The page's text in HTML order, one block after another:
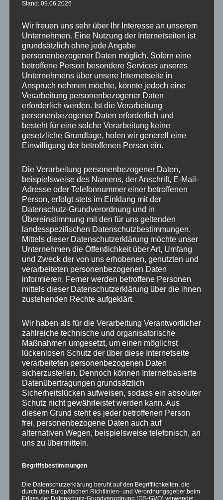
Juni 2025
Mai 2025
April 2025
März 2025
Februar 2025
Januar 2025
Dezember 2024
November 2024
Oktober 2024
September 2024
August 2024
Juli 2024
Juni 2024
Mai 2024
April 2024
März 2024
Februar 2024
Januar 2024
Dezember 2023
November 2023
Oktober 2023
September 2023
Juli 2023
Juni 2023
Mai 2023
April 2023
März 2023
Februar 2023
Januar 2023
Dezember 2022
November 2022
Oktober 2022
August 2022
Juni 2022
Stand: 09.06.2026
Wir freuen uns sehr über Ihr Interesse an unserem
Unternehmen. Eine Nutzung der Internetseiten ist
grundsätzlich ohne jede Angabe
personenbezogener Daten möglich. Sofern eine
betroffene Person besondere Services unseres
Unternehmens über unsere Internetseite in
Anspruch nehmen möchte, könnte jedoch eine
Verarbeitung personenbezogener Daten
erforderlich werden. Ist die Verarbeitung
personenbezogener Daten erforderlich und
besteht für eine solche Verarbeitung keine
gesetzliche Grundlage, holen wir generell eine
Einwilligung der betroffenen Person ein.
Die Verarbeitung personenbezogener Daten,
beispielsweise des Namens, der Anschrift, E-Mail-
Adresse oder Telefonnummer einer betroffenen
Person, erfolgt stets im Einklang mit der
Datenschutz-Grundverordnung und in
Übereinstimmung mit den für uns geltenden
landesspezifischen Datenschutzbestimmungen.
Mittels dieser Datenschutzerklärung möchte unser
Unternehmen die Öffentlichkeit über Art, Umfang
und Zweck der von uns erhobenen, genutzten und
verarbeiteten personenbezogenen Daten
informieren. Ferner werden betroffene Personen
mittels dieser Datenschutzerklärung über die ihnen
zustehenden Rechte aufgeklärt.
Wir haben als für die Verarbeitung Verantwortlicher
zahlreiche technische und organisatorische
Maßnahmen umgesetzt, um einen möglichst
lückenlosen Schutz der über diese Internetseite
verarbeiteten personenbezogenen Daten
sicherzustellen. Dennoch können Internetbasierte
Datenübertragungen grundsätzlich
Sicherheitslücken aufweisen, sodass ein absoluter
Schutz nicht gewährleistet werden kann. Aus
diesem Grund steht es jeder betroffenen Person
frei, personenbezogene Daten auch auf
alternativen Wegen, beispielsweise telefonisch, an
uns zu übermitteln.
Begriffsbestimmungen
Die Datenschutzerklärung beruht auf den Begrifflichkeiten, die
durch den Europäischen Richtlinien- und Verordnungsgeber beim
Erlass der Datenschutz-Grundverordnung (DS-GVO) verwendet